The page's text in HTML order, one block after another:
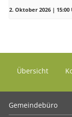
2. Oktober 2026 | 15:00
Übersicht
Gemeindebüro